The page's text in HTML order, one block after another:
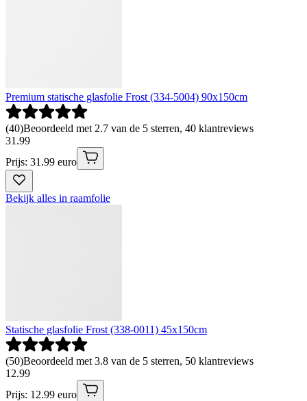
Premium statische glasfolie Frost (334-5004) 90x150cm
(40)Beoordeeld met 2.7 van de 5 sterren, 40 klantreviews
31 .99
Prijs: 31.99 euro
Bekijk alles in raamfolie
Statische glasfolie Frost (338-0011) 45x150cm
(50)Beoordeeld met 3.8 van de 5 sterren, 50 klantreviews
12.99
Prijs: 12.99 euro